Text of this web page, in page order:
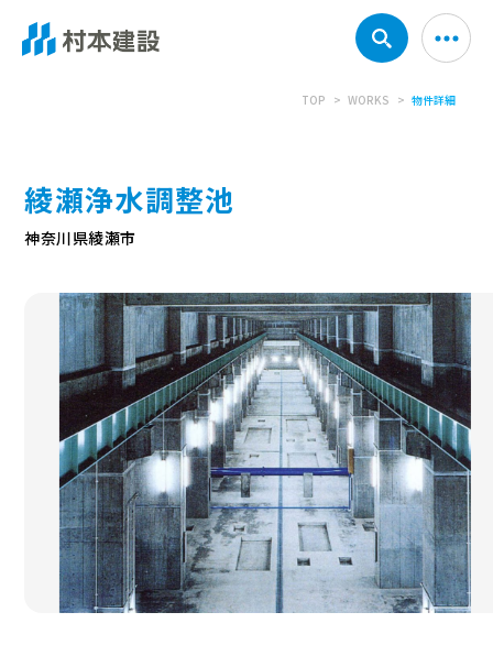
TOP WORKS 物件詳細
綾瀬浄水調整池
神奈川県綾瀬市